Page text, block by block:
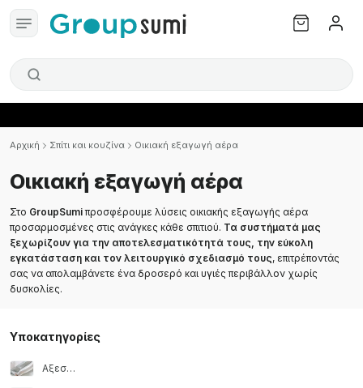
Αρχική Σπίτι και κουζίνα Οικιακή εξαγωγή αέρα
Οικιακή εξαγωγή αέρα
Στο GroupSumiπροσφέρουμε λύσεις οικιακής εξαγωγής αέρα
προσαρμοσμένες στις ανάγκες κάθε σπιτιού. Τα συστήματά μας
ξεχωρίζουν για την αποτελεσματικότητά τους, την εύκολη
εγκατάσταση και τον λειτουργικό σχεδιασμό τους, επιτρέποντάς
σας να απολαμβάνετε ένα δροσερό και υγιές περιβάλλον χωρίς
δυσκολίες.
Υποκατηγορίες
Αξεσουάρ για εξαγωγείς